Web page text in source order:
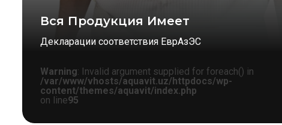
Вся Продукция Имеет
Декларации соответствия ЕврАзЭС
Warning: Invalid argument supplied for foreach() in
/var/www/vhosts/aquavit.uz/httpdocs/wp-
content/themes/aquavit/index.php
on line95